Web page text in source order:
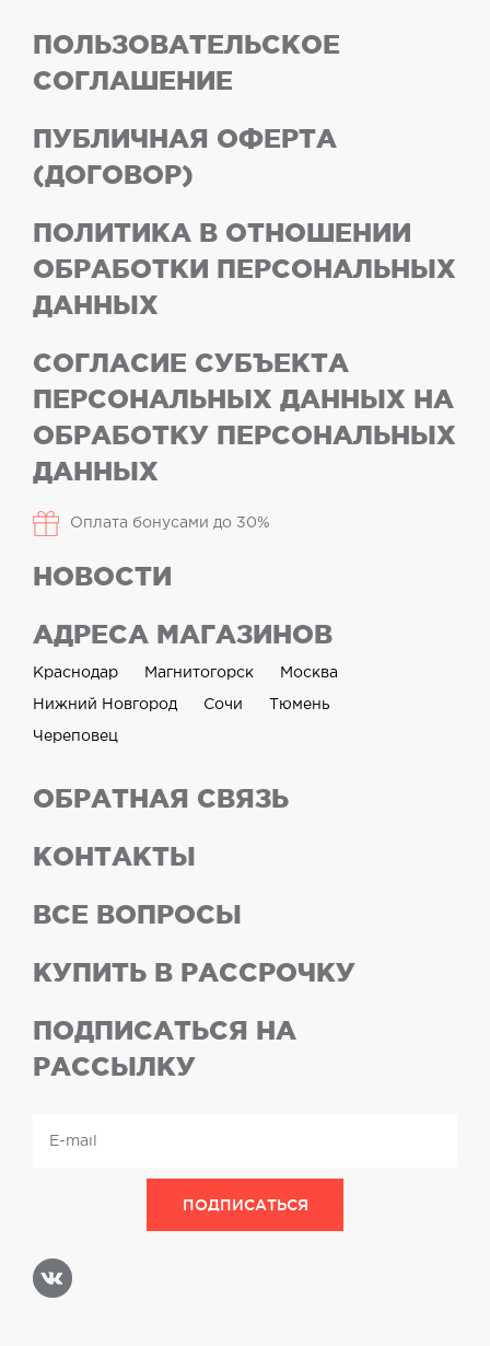
ПОЛЬЗОВАТЕЛЬСКОЕ
СОГЛАШЕНИЕ
ПУБЛИЧНАЯ ОФЕРТА
(ДОГОВОР)
ПОЛИТИКА В ОТНОШЕНИИ
ОБРАБОТКИ ПЕРСОНАЛЬНЫХ
ДАННЫХ
СОГЛАСИЕ СУБЪЕКТА
ПЕРСОНАЛЬНЫХ ДАННЫХ НА
ОБРАБОТКУ ПЕРСОНАЛЬНЫХ
ДАННЫХ
Оплата бонусами до 30%
НОВОСТИ
АДРЕСА МАГАЗИНОВ
Краснодар Магнитогорск Москва
Нижний Новгород Сочи Тюмень
Череповец
ОБРАТНАЯ СВЯЗЬ
КОНТАКТЫ
ВСЕ ВОПРОСЫ
КУПИТЬ В РАССРОЧКУ
ПОДПИСАТЬСЯ НА
РАССЫЛКУ